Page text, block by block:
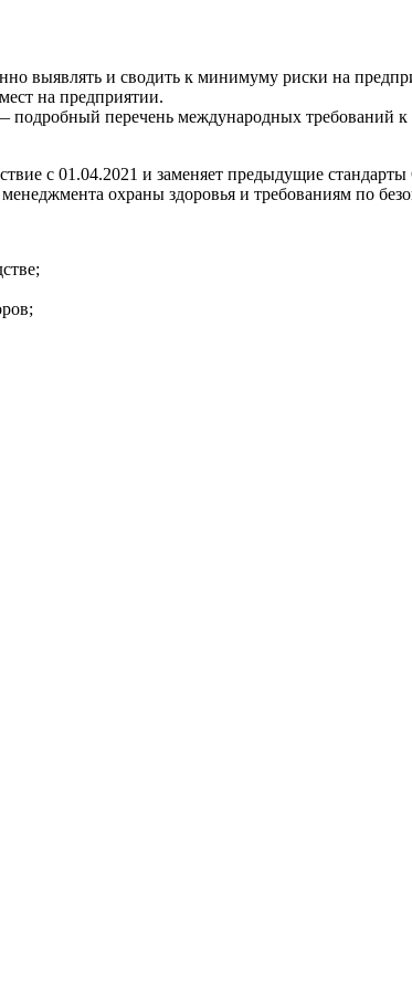
выявлять и сводить к минимуму риски на
на предприятии.
перечень международных требований
с 01.04.2021 и заменяет предыдущие
охраны здоровья и требованиям по